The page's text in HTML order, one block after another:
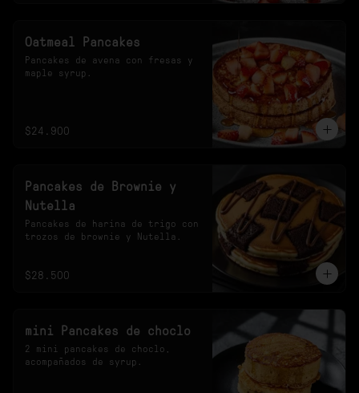
Oatmeal Pancakes
Pancakes de avena con fresas y
maple syrup.
$24.900
Pancakes de Brownie y
Nutella
Pancakes de harina de trigo con
trozos de brownie y Nutella.
$28.500
mini Pancakes de choclo
2 mini pancakes de choclo,
acompañados de syrup.